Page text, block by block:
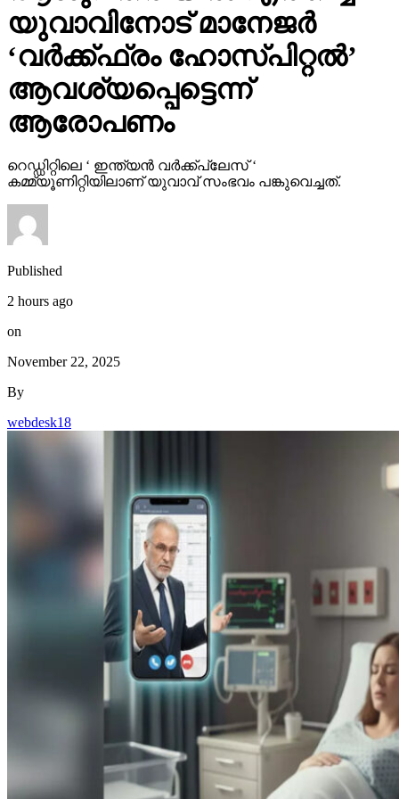
യുവാവിനോട് മാനേജര്‍
‘വര്‍ക്ക്ഫ്രം ഹോസ്പിറ്റല്‍’
ആവശ്യപ്പെട്ടെന്ന്
ആരോപണം
റെഡ്ഡിറ്റിലെ ‘ ഇന്ത്യന്‍ വര്‍ക്ക്‌പ്ലേസ് ‘
കമ്മ്യൂണിറ്റിയിലാണ് യുവാവ് സംഭവം പങ്കുവെച്ചത്.
Published
2 hours ago
on
November 22, 2025
By
webdesk18